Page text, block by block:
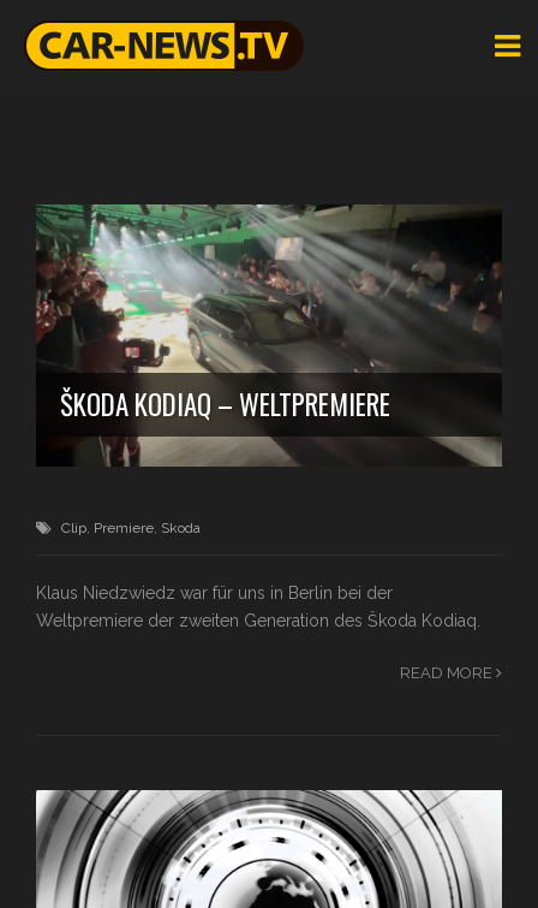
ŠKODA KODIAQ – WELTPREMIERE
Clip, Premiere, Skoda
Klaus Niedzwiedz war für uns in Berlin bei der
Weltpremiere der zweiten Generation des Škoda Kodiaq.
READ MORE